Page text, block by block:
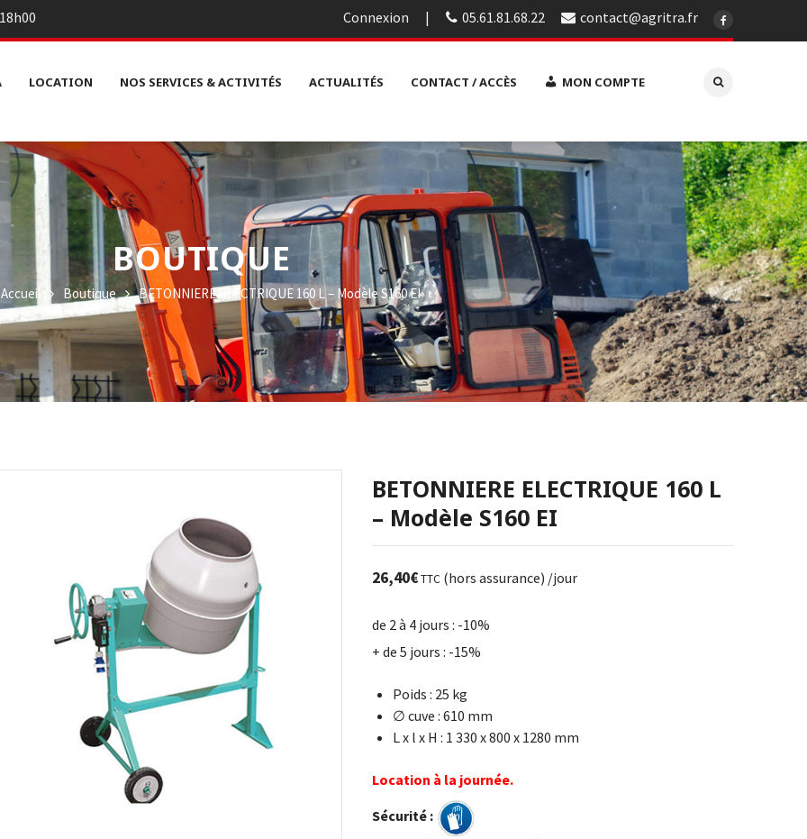
Connexion 05.61.81.68.22 contact@agritra.fr
LOCATION NOS SERVICES & ACTIVITÉS ACTUALITÉS CONTACT / ACCÈS MON COMPTE
BOUTIQUE
Boutique BETONNIERE ELECTRIQUE 160 L – Modèle S160 EI
BETONNIERE ELECTRIQUE 160 L
– Modèle S160 EI
26,40€TTC (hors assurance) /jour
de 2 à 4 jours : -10%
+ de 5 jours : -15%
Poids : 25 kg
∅ cuve : 610 mm
L x l x H : 1 330 x 800 x 1280 mm
Location à la journée.
Sécurité :